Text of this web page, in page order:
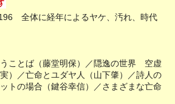
全体に経年によるヤケ、汚れ、時代
ことば（藤堂明保）／隠逸の世界 空虚
）／亡命とユダヤ人（山下肇）／詩人の
トの場合（鍵谷幸信）／さまざまな亡命